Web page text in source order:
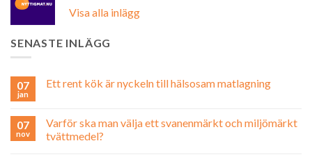
Visa alla inlägg
SENASTE INLÄGG
07
jan
Ett rent kök är nyckeln till hälsosam matlagning
07
nov
Varför ska man välja ett svanenmärkt och miljömärkt
tvättmedel?